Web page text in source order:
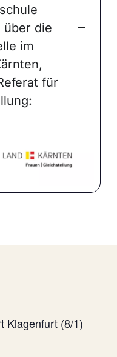
über die
im
für
Klagenfurt (8/1)